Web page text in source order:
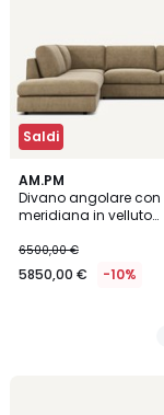
Saldi
AM.PM
Divano angolare con
meridiana in velluto
6500,00 €
5850,00 € -10%
3
Colori